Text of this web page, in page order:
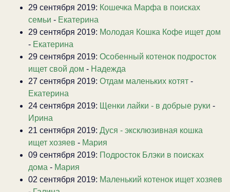
29 сентября 2019: Кошечка Марфа в поисках
семьи - Екатерина
29 сентября 2019: Молодая Кошка Кофе ищет дом
- Екатерина
29 сентября 2019: Особенный котенок подросток
ищет свой дом - Надежда
27 сентября 2019: Отдам маленьких котят -
Екатерина
24 сентября 2019: Щенки лайки - в добрые руки -
Ирина
21 сентября 2019: Дуся - эксклюзивная кошка
ищет хозяев - Мария
09 сентября 2019: Подросток Блэки в поисках
дома - Мария
02 сентября 2019: Маленький котенок ищет хозяев